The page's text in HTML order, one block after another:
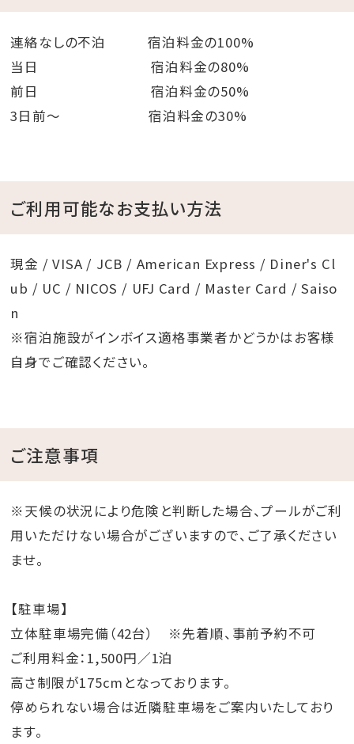
連絡なしの不泊 宿泊料金の100%
当日 宿泊料金の80%
前日 宿泊料金の50%
3日前～ 宿泊料金の30%
ご利用可能なお支払い方法
現金 / VISA / JCB / American Express / Diner's Cl
ub / UC / NICOS / UFJ Card / Master Card / Saiso
n
※宿泊施設がインボイス適格事業者かどうかはお客様
自身でご確認ください。
ご注意事項
※天候の状況により危険と判断した場合、プールがご利
用いただけない場合がございますので、ご了承ください
ませ。
【駐車場】
立体駐車場完備（42台） ※先着順、事前予約不可
ご利用料金：1,500円／1泊
高さ制限が175cmとなっております。
停められない場合は近隣駐車場をご案内いたしており
ます。